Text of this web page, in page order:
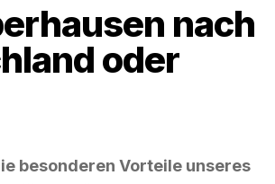
nach
oder
besonderen Vorteile unseres